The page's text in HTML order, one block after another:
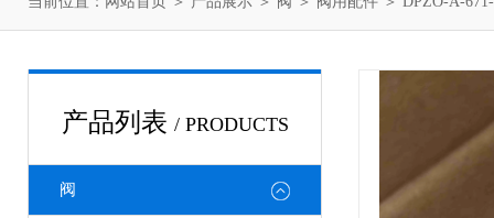
产品列表 / PRODUCTS
阀